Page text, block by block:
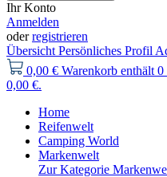
Ihr Konto
Anmelden
oderregistrieren
Übersicht Persönliches Profil
0,00 € Warenkorb enthält
0,00 €.
Home
Reifenwelt
Camping World
Markenwelt
Zur Kategorie